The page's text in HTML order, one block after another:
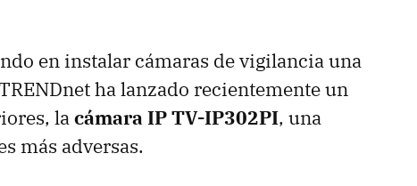
en instalar cámaras de vigilancia una
ha lanzado recientemente un
lacámara IP TV-IP302PI, una
más adversas.